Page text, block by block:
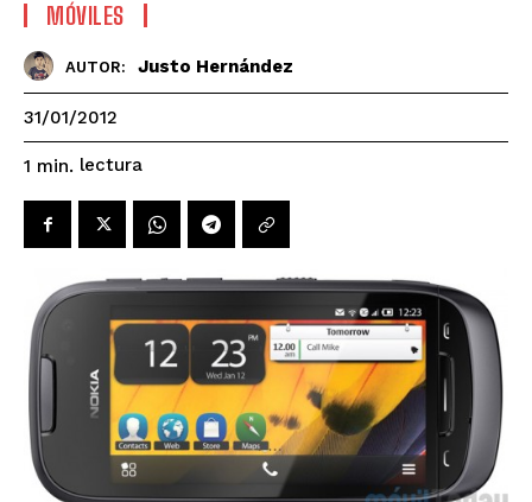
MÓVILES
AUTOR: Justo Hernández
31/01/2012
1 min. lectura